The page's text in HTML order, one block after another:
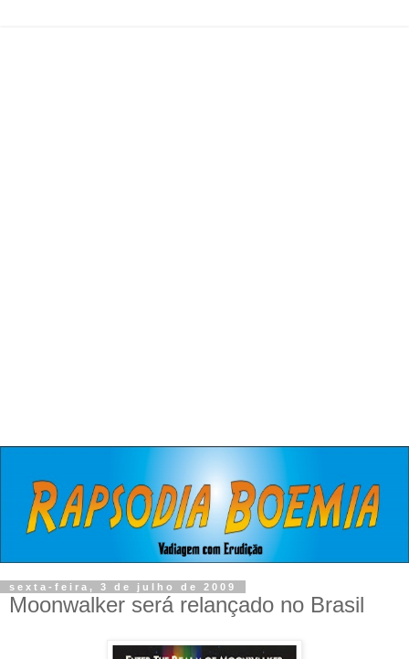
sexta-feira, 3 de julho de 2009
Moonwalker será relançado no Brasil